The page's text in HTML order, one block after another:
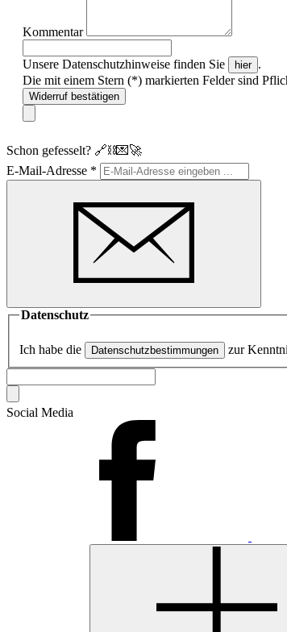
Kommentar
Unsere Datenschutzhinweise finden Sie hier .
Die mit einem Stern (*) markierten Felder sind
Widerruf bestätigen
Schon gefesselt? 🔗⛓️💌🚀
E-Mail-Adresse *
Datenschutz
Ich habe die Datenschutzbestimmungen zur
Social Media